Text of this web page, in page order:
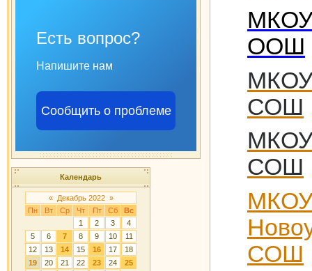
Есть вопрос?
Напишите нам
Сообщить о проблеме
Календарь
« Декабрь 2022 »
Пн
Вт Ср Чт Пт Сб
Вс
1
2 3
4
5
6 7 8 9 10
11
12
13 14 15 16 17
18
19
20 21 22 23 24
25
МКОУ
ООШ
СОШ
СОШ
СОШ